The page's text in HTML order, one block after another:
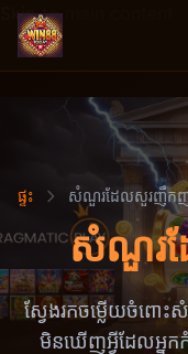
Skip to main content
ផ្ទះ សំណួរដែលសួរញឹកញ
សំណួរ
ស្វែងរកចម្លើយចំពោ
មិនឃើញអ្វីដែលអ្នក